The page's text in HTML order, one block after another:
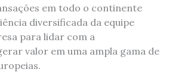
em todo o continente
diversificada da equipe
para lidar com a
valor em uma ampla gama de